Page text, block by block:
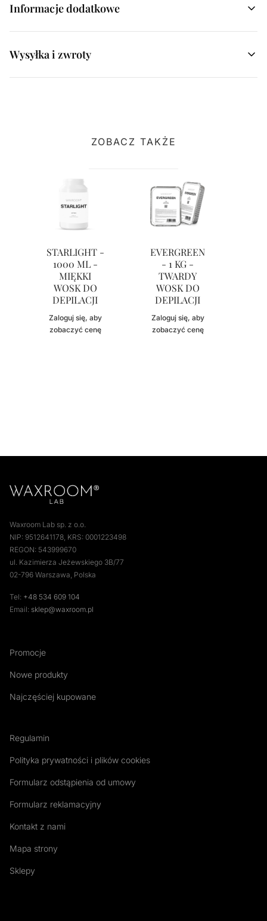
Informacje dodatkowe
Wysyłka i zwroty
ZOBACZ TAKŻE
STARLIGHT -
1000 ML -
MIĘKKI
WOSK DO
DEPILACJI
Zaloguj się, aby
zobaczyć cenę
EVERGREEN
- 1 KG -
TWARDY
WOSK DO
DEPILACJI
Zaloguj się, aby
zobaczyć cenę
Waxroom Lab sp. z o.o.
NIP: 9512641178, KRS: 0001223498
REGON: 543999670
ul. Kazimierza Jeżewskiego 3B/77
02-796 Warszawa, Polska
Tel: +48 534 609 104
Email: sklep@waxroom.pl
Promocje
Nowe produkty
Najczęściej kupowane
Regulamin
Polityka prywatności i plików cookies
Formularz odstąpienia od umowy
Formularz reklamacyjny
Kontakt z nami
Mapa strony
Sklepy